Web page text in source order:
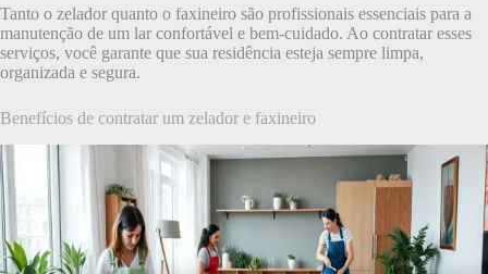
Tanto o zelador quanto o faxineiro são profissionais essenciais para a
manutenção de um lar confortável e bem-cuidado. Ao contratar esses
serviços, você garante que sua residência esteja sempre limpa,
organizada e segura.
Benefícios de contratar um zelador e faxineiro